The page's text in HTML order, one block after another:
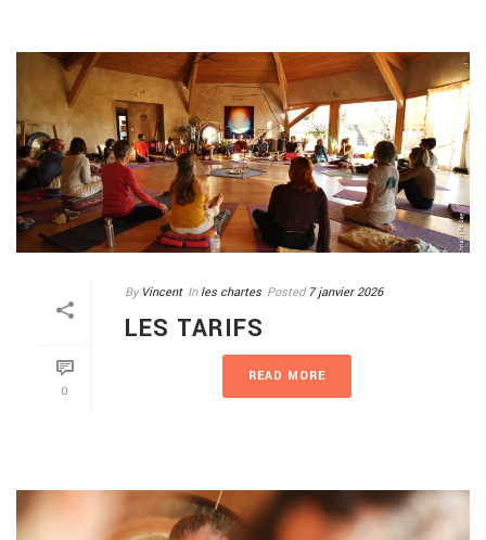
0
By Vincent In les chartes Posted 7 janvier 2026
LES TARIFS
READ MORE